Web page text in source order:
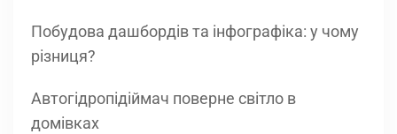
Побудова дашбордів та інфографіка: у чому
різниця?
Автогідропідіймач поверне світло в
домівках